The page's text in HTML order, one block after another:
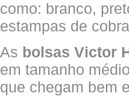
como: branco,
estampas de
As bolsas Victor
em tamanho
que chegam bem